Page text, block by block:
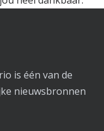
is één van de
nieuwsbronnen